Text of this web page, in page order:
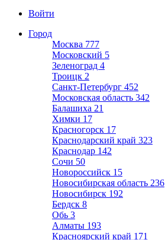
Войти
Город
Москва 777
Московский 5
Зеленоград 4
Троицк 2
Санкт-Петербург 452
Московская область 342
Балашиха 21
Химки 17
Красногорск 17
Краснодарский край 323
Краснодар 142
Сочи 50
Новороссийск 15
Новосибирская область 236
Новосибирск 192
Бердск 8
Обь 3
Алматы 193
Красноярский край 171